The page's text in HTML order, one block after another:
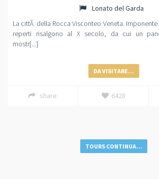
Lonato del Garda
La cittÃ della Rocca Visconteo Veneta.
reperti risalgono al X secolo, da cui un
mostr[...]
DA VISITARE...
share 6428
TOURS CONTINUA...